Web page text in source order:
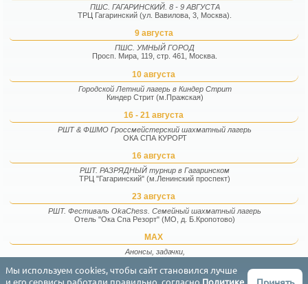
ПШС. ГАГАРИНСКИЙ. 8 - 9 АВГУСТА
ТРЦ Гагаринский (ул. Вавилова, 3, Москва).
9 августа
ПШС. УМНЫЙ ГОРОД
Просп. Мира, 119, стр. 461, Москва.
10 августа
Городской Летний лагерь в Киндер Стрит
Киндер Стрит (м.Пражская)
16 - 21 августа
РШТ & ФШМО Гроссмейстерский шахматный лагерь
ОКА СПА КУРОРТ
16 августа
РШТ. РАЗРЯДНЫЙ турнир в Гагаринском
ТРЦ "Гагаринский" (м.Ленинский проспект)
23 августа
РШТ. Фестиваль OkaChess. Семейный шахматный лагерь
Отель "Ока Спа Резорт" (МО, д. Б.Кропотово)
MAX
Анонсы, задачки,
Мы используем cookies, чтобы сайт становился лучше
и его сервисы работали правильно, согласно Политике